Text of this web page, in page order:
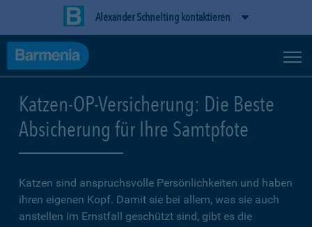
Alexander Schnelting kontaktieren
Katzen-OP-Versicherung: Die Beste
Absicherung für Ihre Samtpfote
Katzen sind anspruchsvolle Persönlichkeiten und haben
ihren eigenen Kopf. Damit sie bei allem, was sie auch
anstellen im Ernstfall geschützt sind, gibt es die